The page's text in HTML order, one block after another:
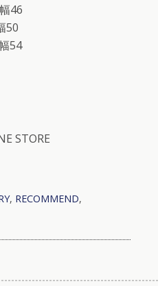
46
50
54
STORE
, RECOMMEND,